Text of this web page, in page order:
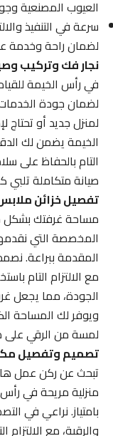
العيوب المصنعية
سرعة في التنفيذ
لضمان راحة وخدمة
نجار فك وتركيب
في رأس الخيمة للقيام
لضمان جودة الخدمات
لمنزل جديد أو تحتاج
الخيمة يضمن لك الدقة
التام بالحفاظ على
صيانة متكاملة تلبي
تفصيل خزائن
مساحة غرفتك بشكل
المخصصة التي
المقدمة ببراعة. نصمم
مع الالتزام التام
الجودة، مما يجعل
ويوفر لك المساحة
لمسة من الرقي على
تصميم وتفصيل
تبحث عن ركن عمل
منزلية مريحة في رأس
بامتياز. نراعي في
والرقبة، مع الالتزام